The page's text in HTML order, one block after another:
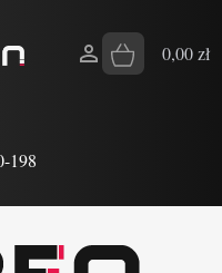
198
0,00 zł
